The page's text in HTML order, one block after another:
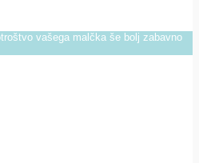
vašega malčka še bolj zabavno